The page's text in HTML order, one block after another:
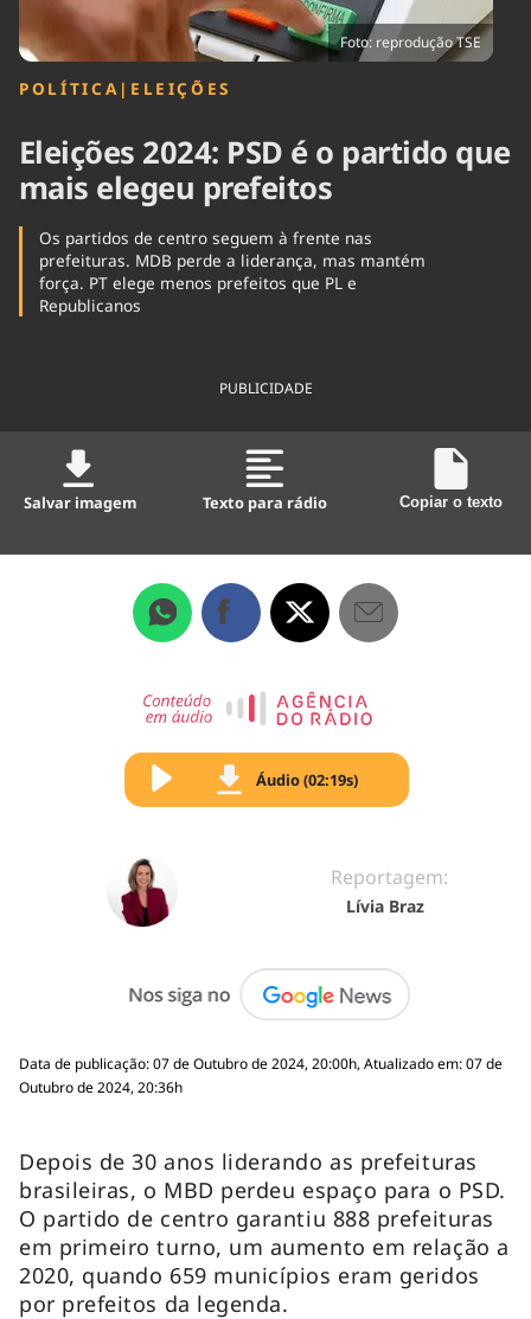
Foto: reprodução TSE
POLÍTICA | ELEIÇÕES
Eleições 2024: PSD é o partido que
mais elegeu prefeitos
Os partidos de centro seguem à frente nas
prefeituras. MDB perde a liderança, mas mantém
força. PT elege menos prefeitos que PL e
Republicanos
PUBLICIDADE
Salvar imagem Texto para rádio Copiar o texto
Áudio (02:19s)
Reportagem:
Lívia Braz
Data de publicação: 07 de Outubro de 2024, 20:00h, Atualizado em: 07 de
Outubro de 2024, 20:36h
Depois de 30 anos liderando as prefeituras
brasileiras, o MBD perdeu espaço para o PSD.
O partido de centro garantiu 888 prefeituras
em primeiro turno, um aumento em relação a
2020, quando 659 municípios eram geridos
por prefeitos da legenda.